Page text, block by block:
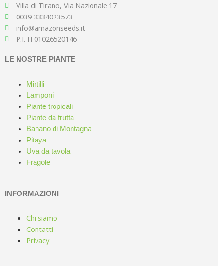
Villa di Tirano, Via Nazionale 17
0039 3334023573
info@amazonseeds.it
P.I. IT01026520146
LE NOSTRE PIANTE
Mirtilli
Lamponi
Piante tropicali
Piante da frutta
Banano di Montagna
Pitaya
Uva da tavola
Fragole
INFORMAZIONI
Chi siamo
Contatti
Privacy